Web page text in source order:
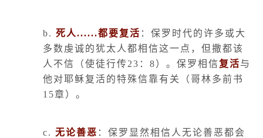
b. 死人......都要复活 ：保罗时代的许多或大
多数虔诚的犹太人都相信这一点，但撒都该
人不信（使徒行传23 ： 8）。保罗相信复活与
他对耶稣复活的特殊信靠有关（哥林多前书
15章）。
c. 无论善恶 ：保罗显然相信人无论善恶都会